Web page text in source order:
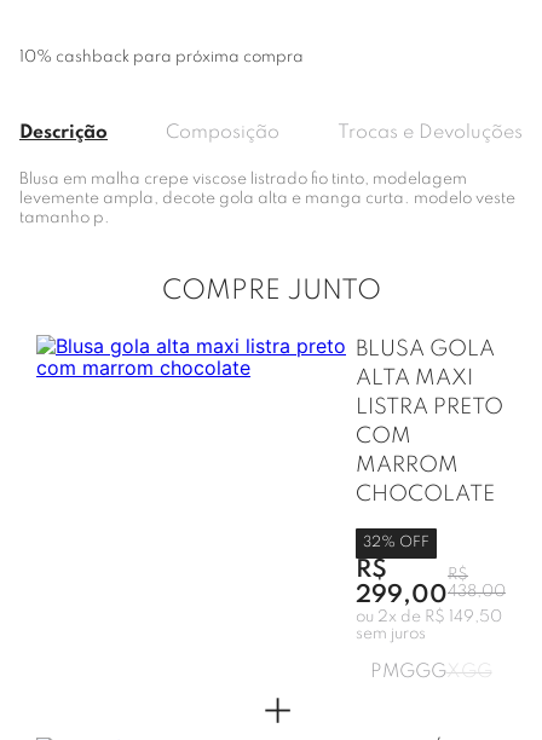
10% cashback para próxima compra
Descrição Composição Trocas e Devoluções
Blusa em malha crepe viscose listrado fio tinto, modelagem
levemente ampla, decote gola alta e manga curta. modelo veste
tamanho p.
COMPRE JUNTO
BLUSA GOLA
ALTA MAXI
LISTRA PRETO
COM
MARROM
CHOCOLATE
32% OFF
R$
299,00
R$
438,00
ou 2x de R$ 149,50
sem juros
PMGGGXGG
+